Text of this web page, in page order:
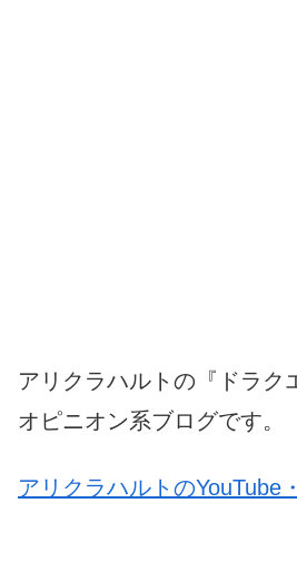
アリクラハルトの『ドラク
オピニオン系ブログです。
アリクラハルトのYouTube